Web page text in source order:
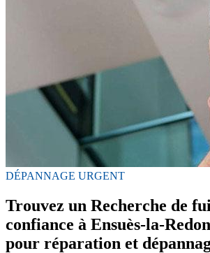
DÉPANNAGE URGENT
Trouvez un Recherche de
confiance à Ensuès-la-
pour réparation et